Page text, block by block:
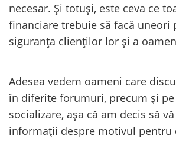
necesar. Și totuși, este ceva ce
financiare trebuie să facă uneori
siguranța clienților lor și a
Adesea vedem oameni care
în diferite forumuri, precum și
socializare, așa că am decis să
informații despre motivul pentru